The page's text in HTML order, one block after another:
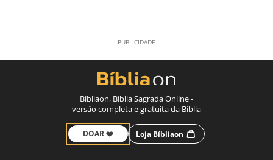
Bíbliaon, Bíblia Sagrada Online -
versão completa e gratuita da Bíblia
DOAR ❤️ Loja Bíbliaon